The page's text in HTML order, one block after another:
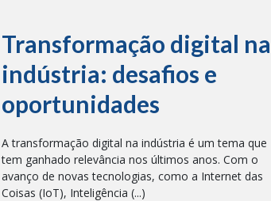
Transformação digital na
indústria: desafios e
oportunidades
A transformação digital na indústria é um tema que
tem ganhado relevância nos últimos anos. Com o
avanço de novas tecnologias, como a Internet das
Coisas (IoT), Inteligência (...)